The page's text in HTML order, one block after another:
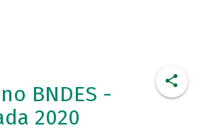
BNDES -
2020